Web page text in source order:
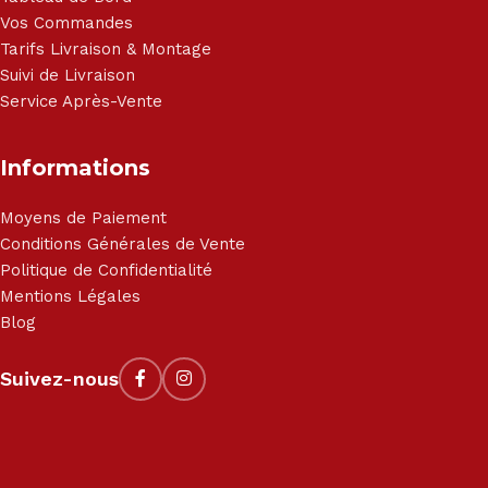
Vos Commandes
Tarifs Livraison & Montage
Suivi de Livraison
Service Après-Vente
Informations
Moyens de Paiement
Conditions Générales de Vente
Politique de Confidentialité
Mentions Légales
Blog
Suivez-nous